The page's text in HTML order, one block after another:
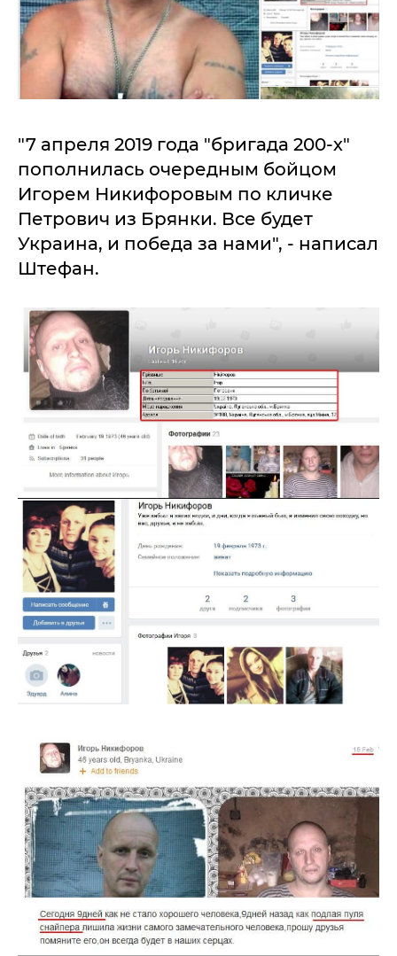
"7 апреля 2019 года "бригада 200-х"
пополнилась очередным бойцом
Игорем Никифоровым по кличке
Петрович из Брянки. Все будет
Украина, и победа за нами", - написал
Штефан.